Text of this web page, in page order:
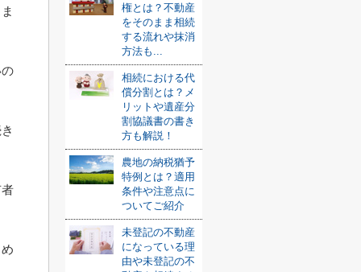
権とは？不動産
をそのまま相続
する流れや抹消
方法も...
相続における代
償分割とは？メ
リットや遺産分
割協議書の書き
方も解説！
農地の納税猶予
特例とは？適用
条件や注意点に
ついてご紹介
未登記の不動産
になっている理
由や未登記の不